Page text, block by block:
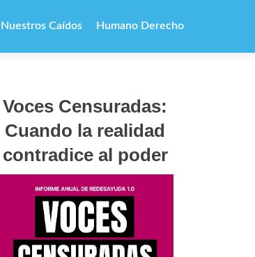
Nuestros Caídos Humano Derecho
Voces Censuradas:
Cuando la realidad
contradice al poder